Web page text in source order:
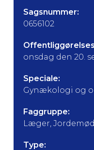
Sagsnummer:
0656102
onsdag den 20.
Speciale:
Gynækologi og
Faggruppe:
Læger,
Type: